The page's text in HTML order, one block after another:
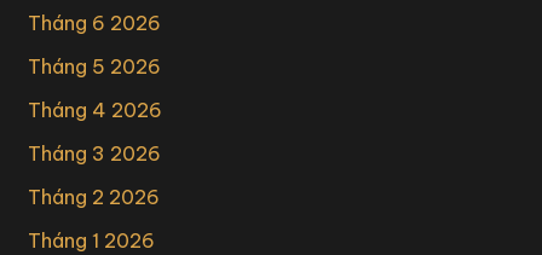
Tháng 6 2026
Tháng 5 2026
Tháng 4 2026
Tháng 3 2026
Tháng 2 2026
Tháng 1 2026